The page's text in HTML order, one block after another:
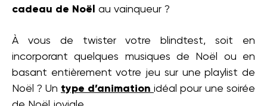
cadeau de Noël
au vainqueur ?
À vous de twister votre blindtest, soit en
incorporant quelques musiques de Noël ou en
basant entièrement votre jeu sur une playlist de
Noël ? Un type d’animation idéal pour une soirée